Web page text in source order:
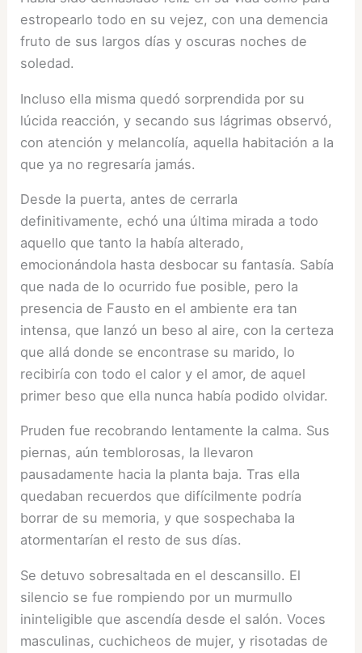
estropearlo todo en su vejez, con una demencia
fruto de sus largos días y oscuras noches de
soledad.
Incluso ella misma quedó sorprendida por su
lúcida reacción, y secando sus lágrimas observó,
con atención y melancolía, aquella habitación a la
que ya no regresaría jamás.
Desde la puerta, antes de cerrarla
definitivamente, echó una última mirada a todo
aquello que tanto la había alterado,
emocionándola hasta desbocar su fantasía. Sabía
que nada de lo ocurrido fue posible, pero la
presencia de Fausto en el ambiente era tan
intensa, que lanzó un beso al aire, con la certeza
que allá donde se encontrase su marido, lo
recibiría con todo el calor y el amor, de aquel
primer beso que ella nunca había podido olvidar.
Pruden fue recobrando lentamente la calma. Sus
piernas, aún temblorosas, la llevaron
pausadamente hacia la planta baja. Tras ella
quedaban recuerdos que difícilmente podría
borrar de su memoria, y que sospechaba la
atormentarían el resto de sus días.
Se detuvo sobresaltada en el descansillo. El
silencio se fue rompiendo por un murmullo
ininteligible que ascendía desde el salón. Voces
masculinas, cuchicheos de mujer, y risotadas de